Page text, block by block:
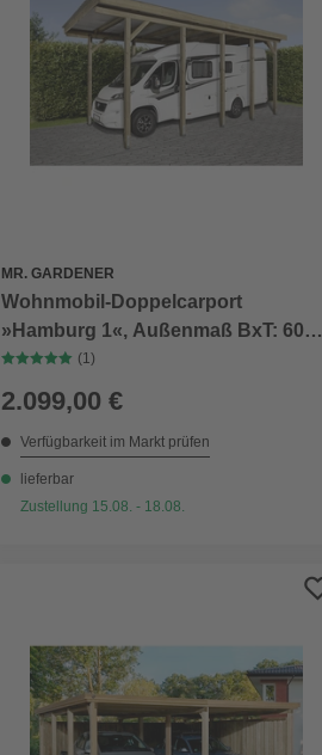
MR. GARDENER
Wohnmobil-Doppelcarport
»Hamburg 1«, Außenmaß BxT: 604 x
504 cm, braun, Dach: Alu, Holzart:
Kiefer
(1)
2.099,00 €
Verfügbarkeit im Markt prüfen
lieferbar
Zustellung 15.08. - 18.08.